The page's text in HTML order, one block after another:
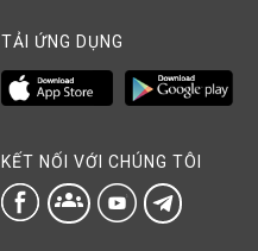
TẢI ỨNG DỤNG
KẾT NỐI VỚI CHÚNG TÔI
groups